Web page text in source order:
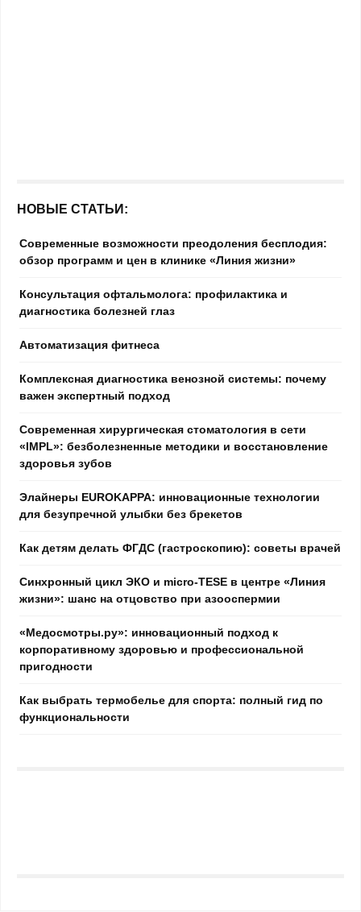
НОВЫЕ СТАТЬИ:
Современные возможности преодоления бесплодия:
обзор программ и цен в клинике «Линия жизни»
Консультация офтальмолога: профилактика и
диагностика болезней глаз
Автоматизация фитнеса
Комплексная диагностика венозной системы: почему
важен экспертный подход
Современная хирургическая стоматология в сети
«IMPL»: безболезненные методики и восстановление
здоровья зубов
Элайнеры EUROKAPPA: инновационные технологии
для безупречной улыбки без брекетов
Как детям делать ФГДС (гастроскопию): советы врачей
Синхронный цикл ЭКО и micro-TESE в центре «Линия
жизни»: шанс на отцовство при азооспермии
«Медосмотры.ру»: инновационный подход к
корпоративному здоровью и профессиональной
пригодности
Как выбрать термобелье для спорта: полный гид по
функциональности